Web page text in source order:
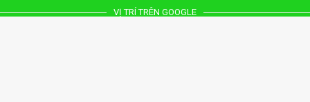
VỊ TRÍ TRÊN GOOGLE